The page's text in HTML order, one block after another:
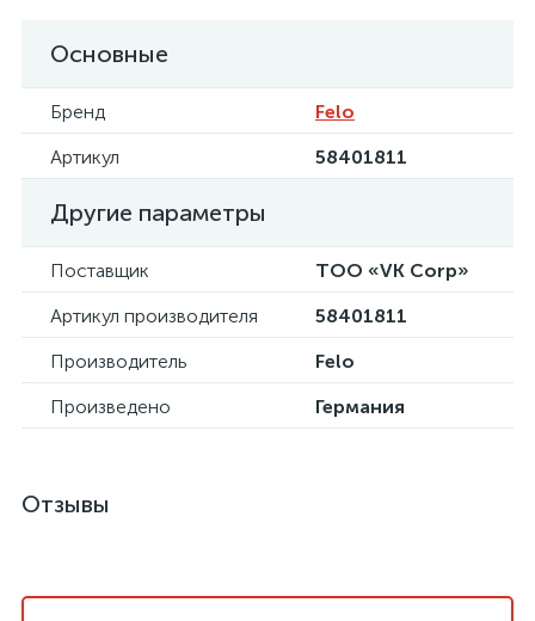
Основные
Бренд
Felo
Артикул
58401811
Другие параметры
Поставщик
ТОО «VK Corp»
Артикул производителя
58401811
Производитель
Felo
Произведено
Германия
Отзывы